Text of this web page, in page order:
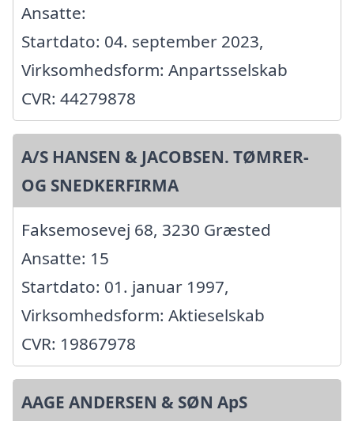
Ansatte:
Startdato: 04. september 2023,
Virksomhedsform: Anpartsselskab
CVR: 44279878
A/S HANSEN & JACOBSEN. TØMRER-
OG SNEDKERFIRMA
Faksemosevej 68, 3230 Græsted
Ansatte: 15
Startdato: 01. januar 1997,
Virksomhedsform: Aktieselskab
CVR: 19867978
AAGE ANDERSEN & SØN ApS